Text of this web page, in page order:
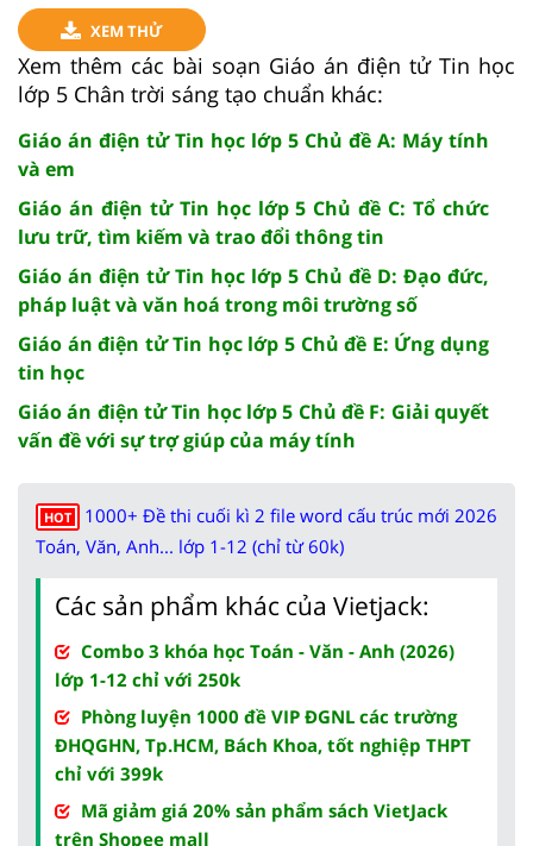
XEM THỬ
Xem thêm các bài soạn Giáo án điện tử Tin học
lớp 5 Chân trời sáng tạo chuẩn khác:
Giáo án điện tử Tin học lớp 5 Chủ đề A: Máy tính
và em
Giáo án điện tử Tin học lớp 5 Chủ đề C: Tổ chức
lưu trữ, tìm kiếm và trao đổi thông tin
Giáo án điện tử Tin học lớp 5 Chủ đề D: Đạo đức,
pháp luật và văn hoá trong môi trường số
Giáo án điện tử Tin học lớp 5 Chủ đề E: Ứng dụng
tin học
Giáo án điện tử Tin học lớp 5 Chủ đề F: Giải quyết
vấn đề với sự trợ giúp của máy tính
HOT
1000+ Đề thi cuối kì 2 file word cấu trúc mới 2026
Toán, Văn, Anh... lớp 1-12 (chỉ từ 60k)
Các sản phẩm khác của Vietjack:
Combo 3 khóa học Toán - Văn - Anh (2026)
lớp 1-12 chỉ với 250k
Phòng luyện 1000 đề VIP ĐGNL các trường
ĐHQGHN, Tp.HCM, Bách Khoa, tốt nghiệp THPT
chỉ với 399k
Mã giảm giá 20% sản phẩm sách VietJack
trên Shopee mall